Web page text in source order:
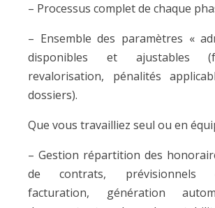
– Processus complet de chaque
– Ensemble des paramètres «
disponibles et ajustables
revalorisation, pénalités
dossiers).
Que vous travailliez seul ou en
– Gestion répartition des
de contrats, prévisionnels
facturation, génération